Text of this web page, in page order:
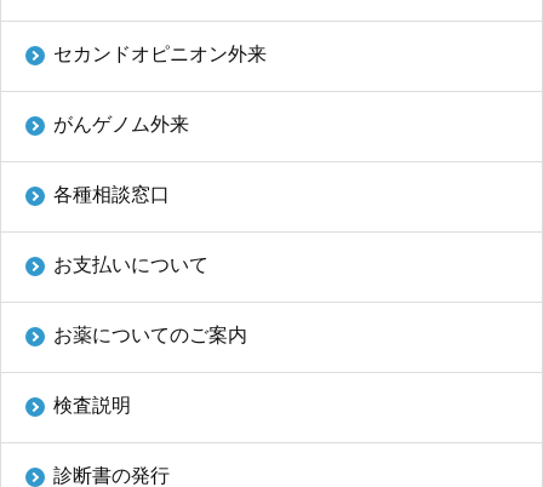
セカンドオピニオン外来
がんゲノム外来
各種相談窓口
お支払いについて
お薬についてのご案内
検査説明
診断書の発行